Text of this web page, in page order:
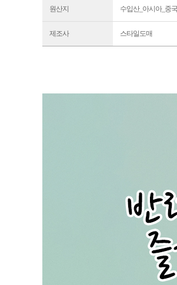
원산지 수입산_아시아_중국
제조사 스타일도매